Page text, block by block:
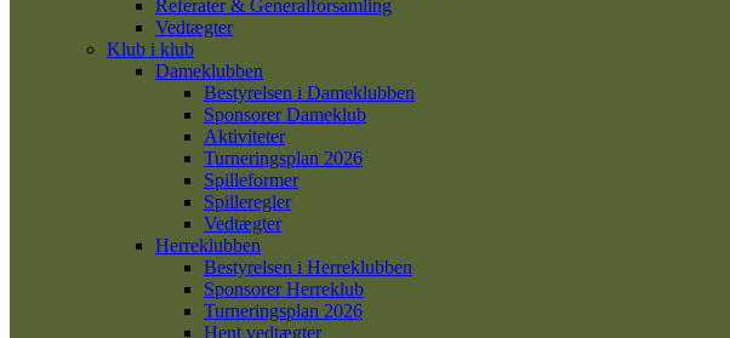
Referater & Generalforsamling
Vedtægter
Klub i klub
Dameklubben
Bestyrelsen i Dameklubben
Sponsorer Dameklub
Aktiviteter
Turneringsplan 2026
Spilleformer
Spilleregler
Vedtægter
Herreklubben
Bestyrelsen i Herreklubben
Sponsorer Herreklub
Turneringsplan 2026
Hent vedtægter